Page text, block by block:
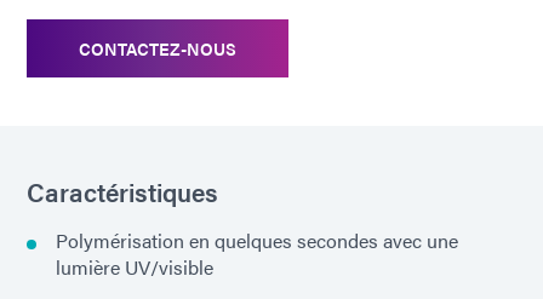
CONTACTEZ-NOUS
Caractéristiques
Polymérisation en quelques secondes avec une
lumière UV/visible